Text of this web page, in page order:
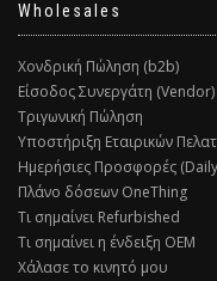
Wholesales
Χονδρική Πώληση (b2b)
Είσοδος Συνεργάτη (Vendor)
Τριγωνική Πώληση
Υποστήριξη Εταιρικών
Ημερήσιες Προσφορές
Πλάνο δόσεων OneThing
Τι σημαίνει Refurbished
Τι σημαίνει η ένδειξη ΟΕΜ
Χάλασε το κινητό μου